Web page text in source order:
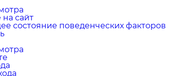
сайт
состояние поведенческих факторов